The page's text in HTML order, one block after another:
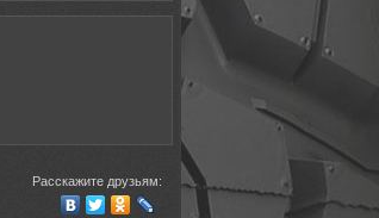
Расскажите друзьям: